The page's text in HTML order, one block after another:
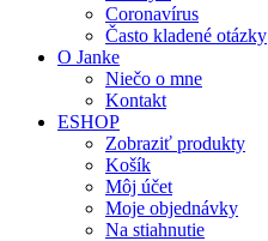
Coronavírus
Často kladené otázky
O Janke
Niečo o mne
Kontakt
ESHOP
Zobraziť produkty
Košík
Môj účet
Moje objednávky
Na stiahnutie